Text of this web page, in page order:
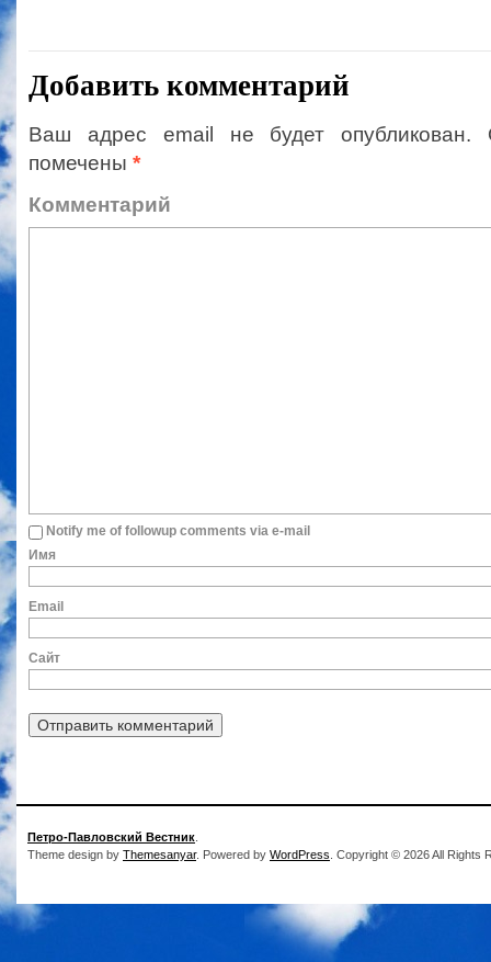
Добавить комментарий
Ваш адрес email не будет опубликован.
помечены *
Notify me of followup comments via e-mail
Сайт
Петро-Павловский Вестник
Theme design by Themesanyar. Powered by WordPress . Copyright © 2026 All Rights